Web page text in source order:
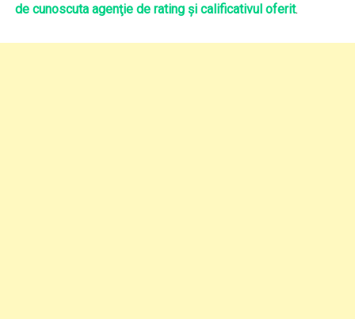
de cunoscuta agenţie de rating şi calificativul oferit.